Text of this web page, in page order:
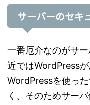
サーバーのセキ
一番厄介なのがサ
近ではWordPressが
WordPressを使っ
く、そのためサー